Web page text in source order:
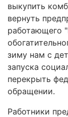
выкупить
вернуть
работающего
зиму нам с
запуска
перекрыть
обращении.
Работники